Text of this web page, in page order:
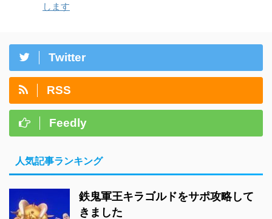
します
Twitter
RSS
Feedly
人気記事ランキング
鉄鬼軍王キラゴルドをサポ攻略して
きました